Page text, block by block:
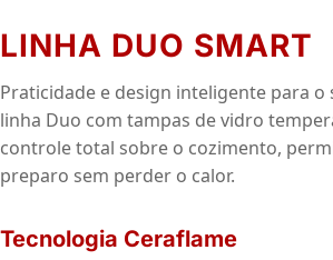
LINHA DUO SMART
Praticidade e design inteligente para o
linha Duo com tampas de vidro
controle total sobre o cozimento,
preparo sem perder o calor.
Tecnologia Ceraflame